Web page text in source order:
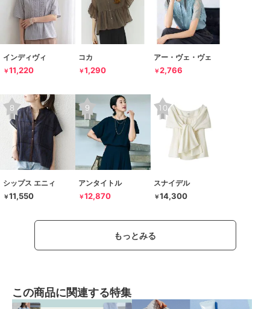
インディヴィ
￥11,220
コカ
￥1,290
アー・ヴェ・ヴェ
￥2,766
シップス エニィ
￥11,550
アンタイトル
￥12,870
スナイデル
￥14,300
もっとみる
この商品に関連する特集